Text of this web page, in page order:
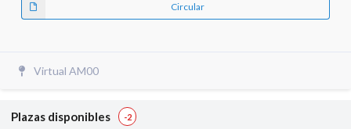
Circular
Virtual AM00
Plazas disponibles -2